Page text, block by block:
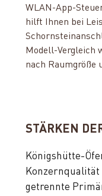
WLAN-App-
hilft Ihnen bei
Modell-Vergleich
nach Raumgröße
STÄRKEN
Königshütte-
Konzernqualität
getrennte